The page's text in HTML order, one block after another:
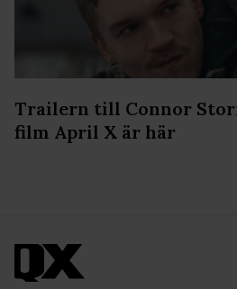
Trailern till Connor
film April X är här